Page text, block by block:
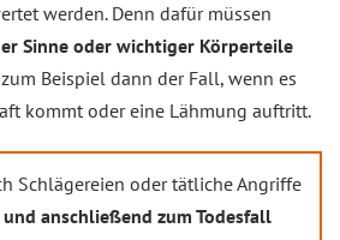
werden. Denn dafür müssen
Sinne oder wichtiger Körperteile
Beispiel dann der Fall, wenn es
kommt oder eine Lähmung auftritt.
Schlägereien oder tätliche Angriffe
anschließend zum Todesfall